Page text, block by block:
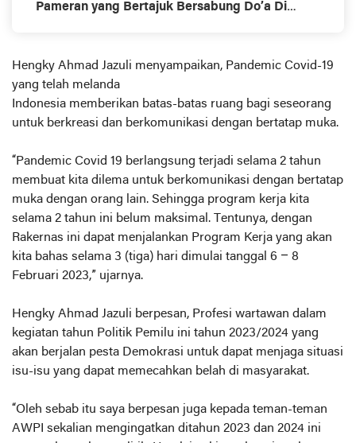
Pameran yang Bertajuk Bersabung Do’a Di
Hengky Ahmad Jazuli menyampaikan, Pandemic Covid-19
yang telah melanda
Indonesia memberikan batas-batas ruang bagi seseorang
untuk berkreasi dan berkomunikasi dengan bertatap muka.
“Pandemic Covid 19 berlangsung terjadi selama 2 tahun
membuat kita dilema untuk berkomunikasi dengan bertatap
muka dengan orang lain. Sehingga program kerja kita
selama 2 tahun ini belum maksimal. Tentunya, dengan
Rakernas ini dapat menjalankan Program Kerja yang akan
kita bahas selama 3 (tiga) hari dimulai tanggal 6 – 8
Februari 2023,” ujarnya.
Hengky Ahmad Jazuli berpesan, Profesi wartawan dalam
kegiatan tahun Politik Pemilu ini tahun 2023/2024 yang
akan berjalan pesta Demokrasi untuk dapat menjaga situasi
isu-isu yang dapat memecahkan belah di masyarakat.
“Oleh sebab itu saya berpesan juga kepada teman-teman
AWPI sekalian mengingatkan ditahun 2023 dan 2024 ini